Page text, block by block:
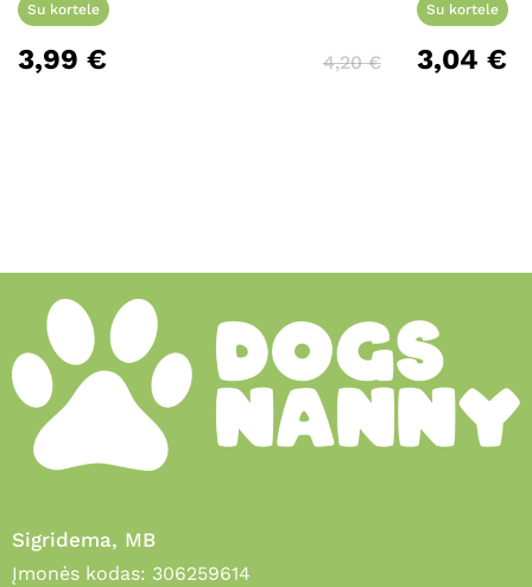
Su kortele
3,99 € 4,20€
Su kortele
3,04 €
Sigridema, MB
Įmonės kodas: 306259614